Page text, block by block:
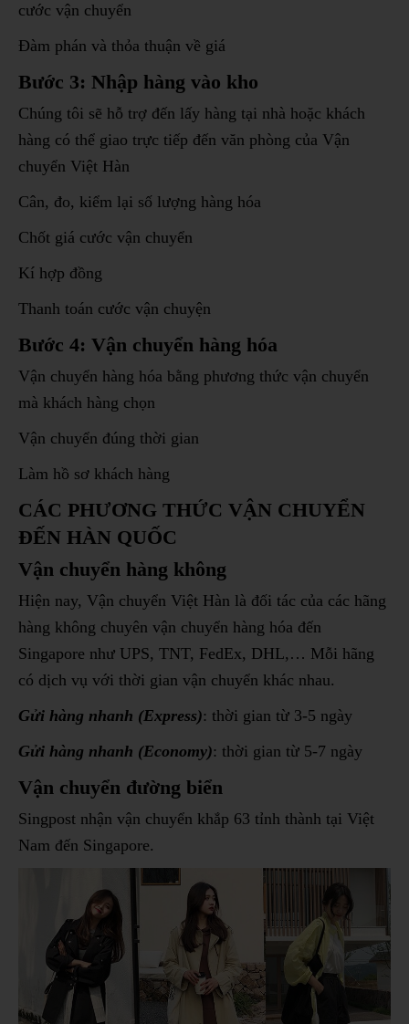
cước vận chuyển
Đàm phán và thỏa thuận về giá
Bước 3: Nhập hàng vào kho
Chúng tôi sẽ hỗ trợ đến lấy hàng tại nhà hoặc khách
hàng có thể giao trực tiếp đến văn phòng của Vận
chuyển Việt Hàn
Cân, đo, kiểm lại số lượng hàng hóa
Chốt giá cước vận chuyển
Kí hợp đồng
Thanh toán cước vận chuyện
Bước 4: Vận chuyển hàng hóa
Vận chuyển hàng hóa bằng phương thức vận chuyển
mà khách hàng chọn
Vận chuyển đúng thời gian
Làm hồ sơ khách hàng
CÁC PHƯƠNG THỨC VẬN CHUYỂN
ĐẾN HÀN QUỐC
Vận chuyển hàng không
Hiện nay, Vận chuyển Việt Hàn là đối tác của các hãng
hàng không chuyên vận chuyển hàng hóa đến
Singapore như UPS, TNT, FedEx, DHL,… Mỗi hãng
có dịch vụ với thời gian vận chuyển khác nhau.
Gửi hàng nhanh (Express): thời gian từ 3-5 ngày
Gửi hàng nhanh (Economy): thời gian từ 5-7 ngày
Vận chuyển đường biển
Singpost nhận vận chuyển khắp 63 tỉnh thành tại Việt
Nam đến Singapore.